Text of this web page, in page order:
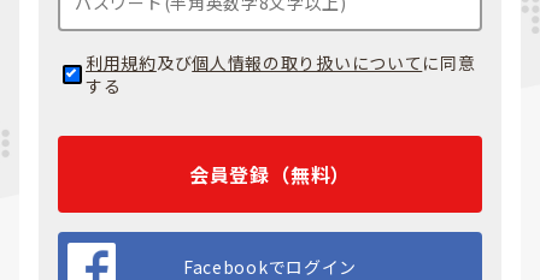
利用規約及び個人情報の取り扱いについて に同意
する
会員登録（無料）
Facebookでログイン